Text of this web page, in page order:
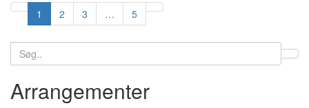
1 2 3 … 5
Search
for:
Arrangementer